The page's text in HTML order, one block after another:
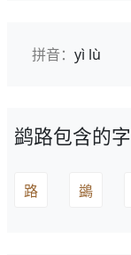
拼音： yì lù
鹢路包含的字
路 鷁